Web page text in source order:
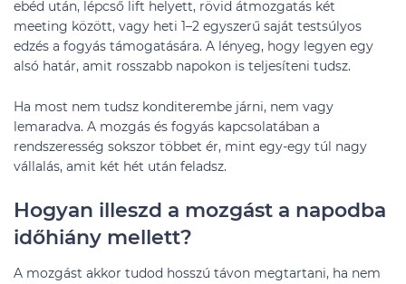
ebéd után, lépcső lift helyett, rövid átmozgatás két
meeting között, vagy heti 1–2 egyszerű saját testsúlyos
edzés a fogyás támogatására. A lényeg, hogy legyen egy
alsó határ, amit rosszabb napokon is teljesíteni tudsz.
Ha most nem tudsz konditerembe járni, nem vagy
lemaradva. A mozgás és fogyás kapcsolatában a
rendszeresség sokszor többet ér, mint egy-egy túl nagy
vállalás, amit két hét után feladsz.
Hogyan illeszd a mozgást a napodba
időhiány mellett?
A mozgást akkor tudod hosszú távon megtartani, ha nem